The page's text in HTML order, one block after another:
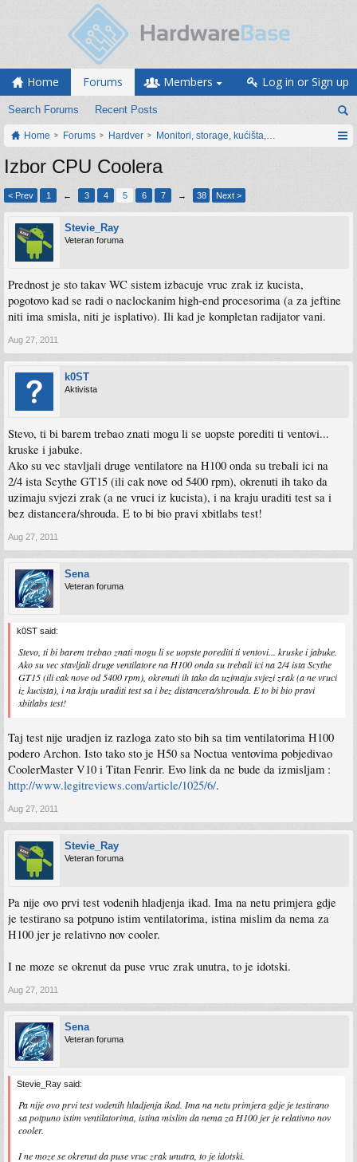
Home Forums
Search Forums Recent Posts
Members Log in or Sign up
Home Forums Hardver Monitori, storage, kućišta, periferija
Izbor CPU Coolera
< Prev 1 ← 3 4 5 6 7 → 38 Next >
Stevie_Ray
Veteran foruma
Prednost je sto takav WC sistem izbacuje vruc zrak iz kucista,
pogotovo kad se radi o naclockanim high-end procesorima (a za jeftine
niti ima smisla, niti je isplativo). Ili kad je kompletan radijator vani.
Aug 27, 2011
k0ST
Aktivista
Stevo, ti bi barem trebao znati mogu li se uopste porediti ti ventovi...
kruske i jabuke.
Ako su vec stavljali druge ventilatore na H100 onda su trebali ici na
2/4 ista Scythe GT15 (ili cak nove od 5400 rpm), okrenuti ih tako da
uzimaju svjezi zrak (a ne vruci iz kucista), i na kraju uraditi test sa i
bez distancera/shrouda. E to bi bio pravi xbitlabs test!
Aug 27, 2011
Sena
Veteran foruma
k0ST said:
Stevo, ti bi barem trebao znati mogu li se uopste porediti ti ventovi... kruske i jabuke.
Ako su vec stavljali druge ventilatore na H100 onda su trebali ici na 2/4 ista Scythe
GT15 (ili cak nove od 5400 rpm), okrenuti ih tako da uzimaju svjezi zrak (a ne vruci
iz kucista), i na kraju uraditi test sa i bez distancera/shrouda. E to bi bio pravi
xbitlabs test!
Taj test nije uradjen iz razloga zato sto bih sa tim ventilatorima H100
podero Archon. Isto tako sto je H50 sa Noctua ventovima pobjedivao
CoolerMaster V10 i Titan Fenrir. Evo link da ne bude da izmisljam :
http://www.legitreviews.com/article/1025/6/.
Aug 27, 2011
Stevie_Ray
Veteran foruma
Pa nije ovo prvi test vodenih hladjenja ikad. Ima na netu primjera gdje
je testirano sa potpuno istim ventilatorima, istina mislim da nema za
H100 jer je relativno nov cooler.
I ne moze se okrenut da puse vruc zrak unutra, to je idotski.
Aug 27, 2011
Sena
Veteran foruma
Stevie_Ray said:
Pa nije ovo prvi test vodenih hladjenja ikad. Ima na netu primjera gdje je testirano
sa potpuno istim ventilatorima, istina mislim da nema za H100 jer je relativno nov
cooler.
I ne moze se okrenut da puse vruc zrak unutra, to je idotski.